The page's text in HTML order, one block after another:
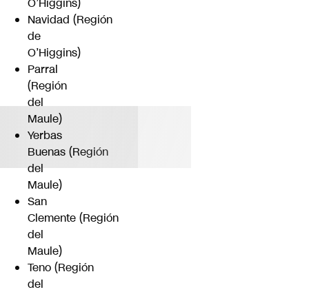
Navidad (Región
de
O’Higgins)
Parral
(Región
del
Maule)
Yerbas
Buenas (Región
del
Maule)
San
Clemente (Región
del
Maule)
Teno (Región
del